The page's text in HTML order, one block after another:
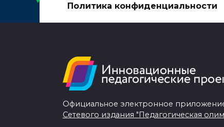
Политика конфиденциальности
Официальное электронное
Сетевого издания "Педагогическая